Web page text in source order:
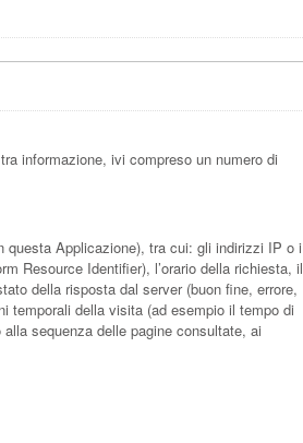
informazione, ivi compreso un numero di
questa Applicazione), tra cui: gli indirizzi IP o i
Resource Identifier), l’orario della richiesta, il
della risposta dal server (buon fine, errore,
temporali della visita (ad esempio il tempo di
sequenza delle pagine consultate, ai